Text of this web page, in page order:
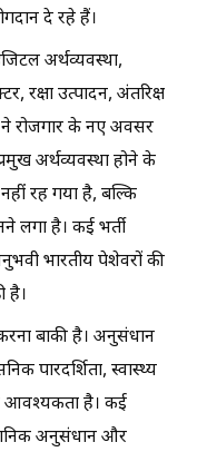
दे रहे हैं।
अर्थव्यवस्था,
रक्षा उत्पादन, अंतरिक्ष
ने रोजगार के नए अवसर
अर्थव्यवस्था होने के
रह गया है, बल्कि
लगा है। कई भर्ती
भारतीय पेशेवरों की
है।
बाकी है। अनुसंधान
पारदर्शिता, स्वास्थ्य
आवश्यकता है। कई
अनुसंधान और